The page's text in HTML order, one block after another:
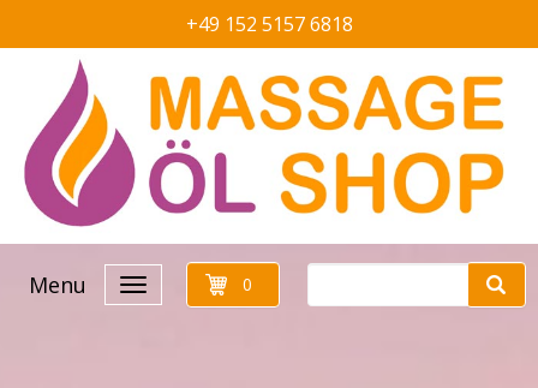
+49 152 5157 6818
Menu 0